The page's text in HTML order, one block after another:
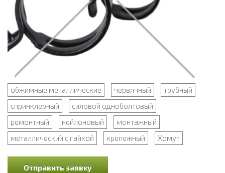
обжимные металлические червячный
трубный
спринклерный
силовой одноболтовый
ремонтный
нейлоновый
монтажный
металлический с гайкой
крепежный Хомут
Отправить заявку